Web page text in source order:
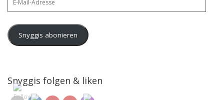
Snyggis abonieren
Snyggis folgen & liken